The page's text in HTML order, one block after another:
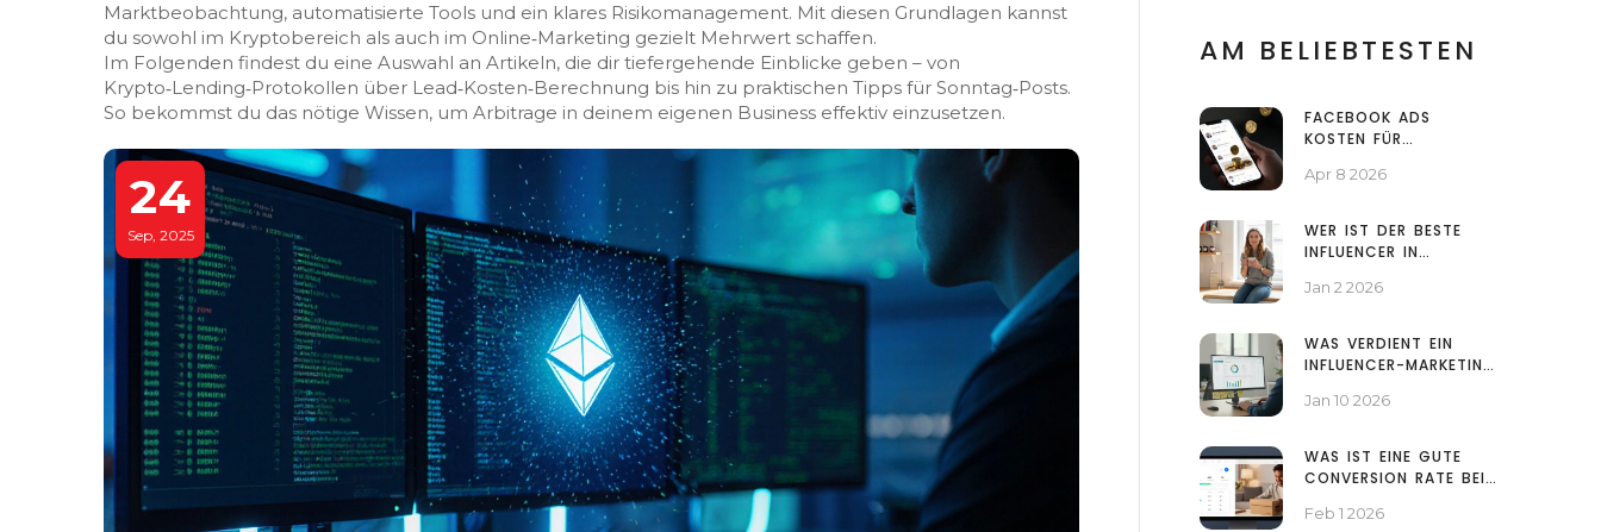
Marktbeobachtung, automatisierte Tools und ein klares Risikomanagement. Mit diesen Grundlagen kannst
du sowohl im Kryptobereich als auch im Online‑Marketing gezielt Mehrwert schaffen.
Im Folgenden findest du eine Auswahl an Artikeln, die dir tiefergehende Einblicke geben – von
Krypto‑Lending‑Protokollen über Lead‑Kosten‑Berechnung bis hin zu praktischen Tipps für Sonntag‑Posts.
So bekommst du das nötige Wissen, um Arbitrage in deinem eigenen Business effektiv einzusetzen.
24
Sep, 2025
AM BELIEBTESTEN
FACEBOOK ADS
KOSTEN FÜR
BUDGET-PLANUNG UND
Apr 8 2026
WER IST DER BESTE
INFLUENCER IN
ECHTEN ZAHLEN HINTER
IKTOK-STARS 2026
Jan 2 2026
WAS VERDIENT EIN
INFLUENCER-MARKETING
ÖSTERREICH?
ERKLÄRT
Jan 10 2026
WAS IST EINE GUTE
CONVERSION RATE BEI
REALISTISCHE WERTE
Feb 1 2026